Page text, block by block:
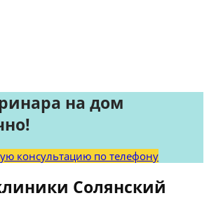
на дом
консультацию по телефону
Солянский